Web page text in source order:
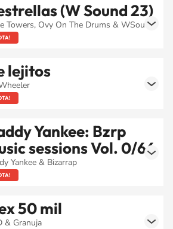
(W Sound 23)
Towers, Ovy On The Drums & WSound
lejitos
Yankee: Bzrp
sessions Vol. 0/66
Yankee & Bizarrap
50 mil
& Granuja